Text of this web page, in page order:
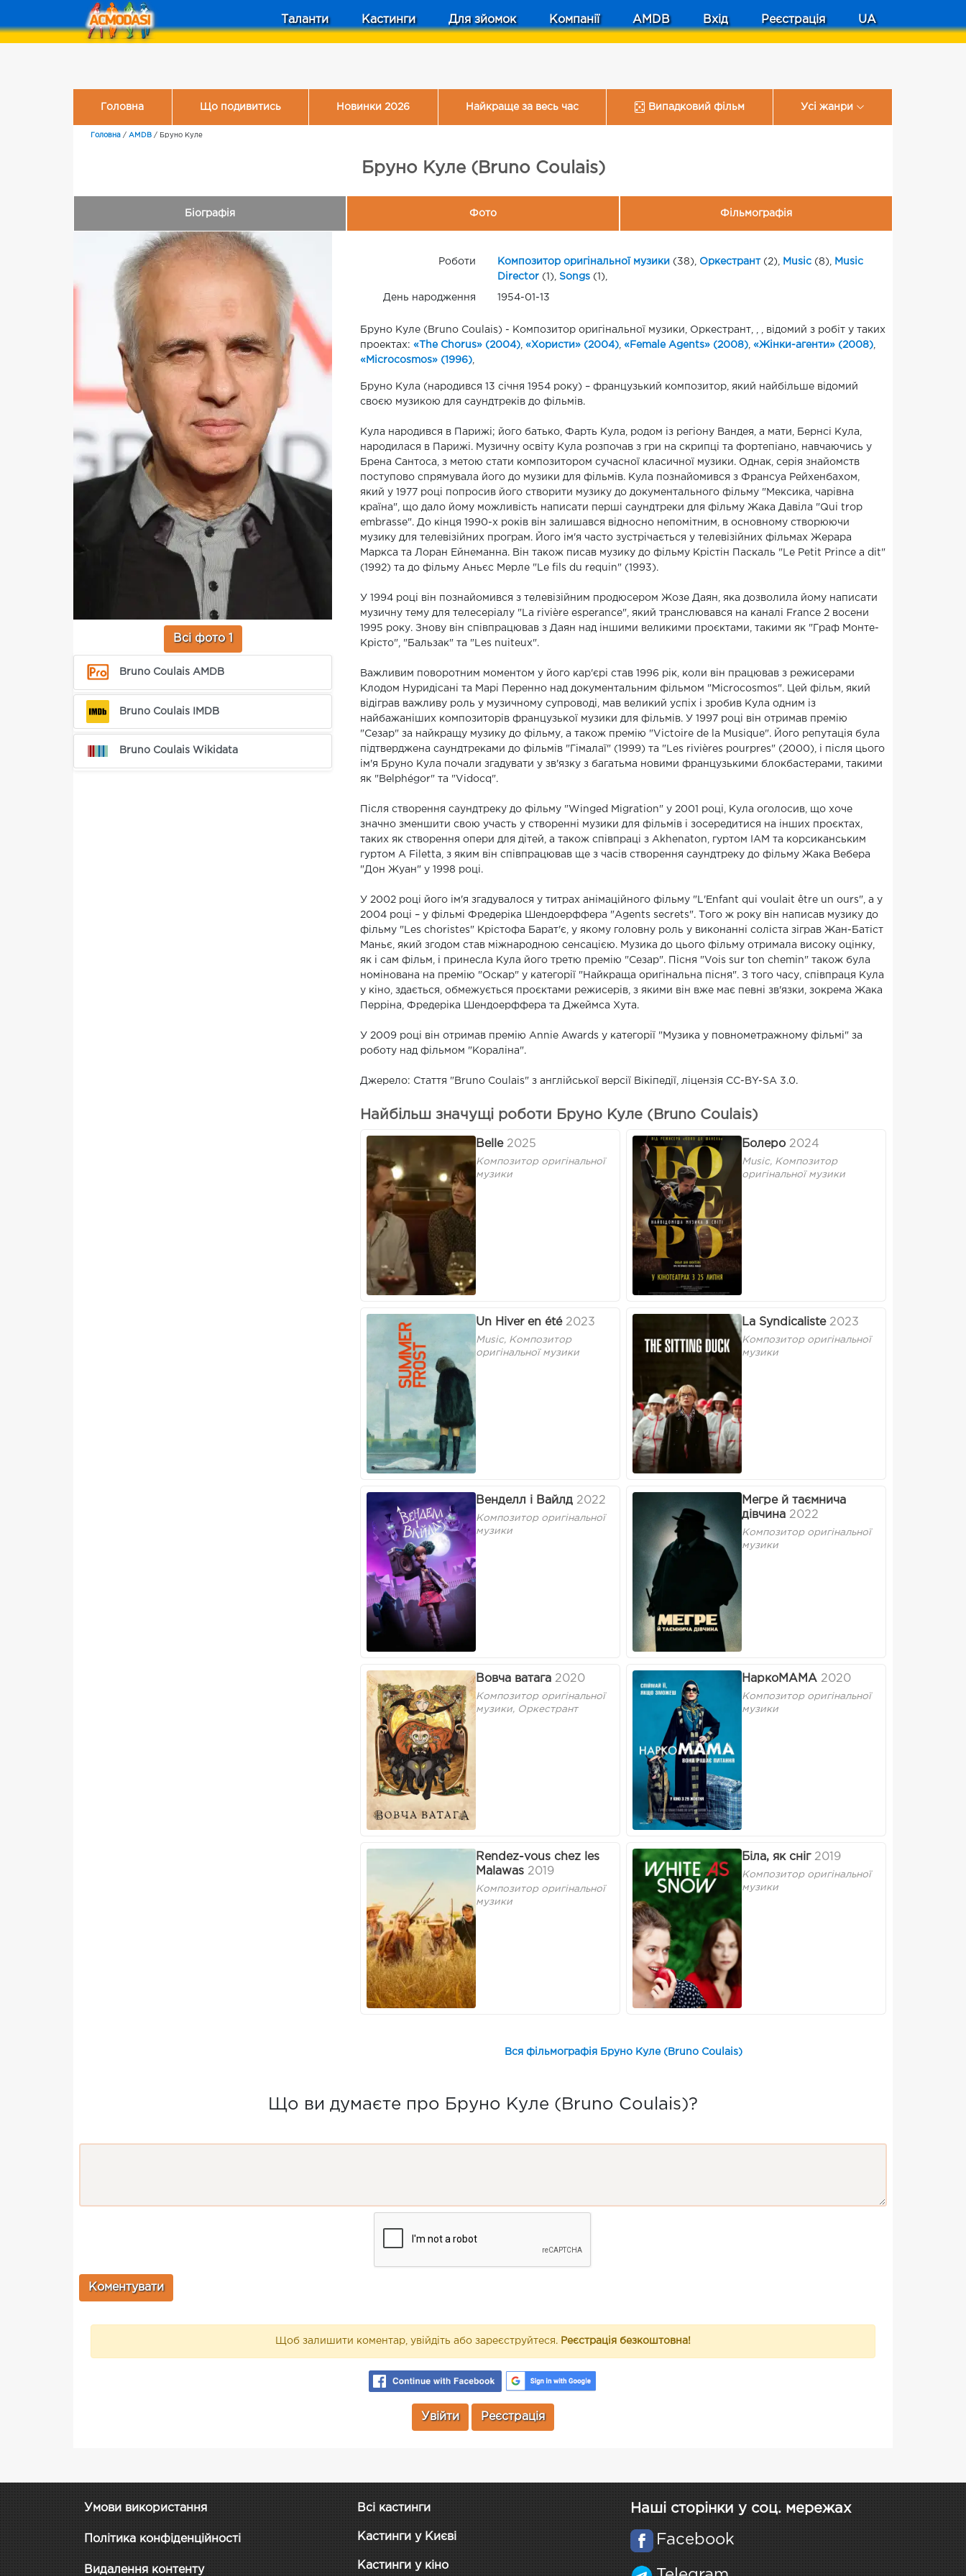
Таланти Кастинги Для зйомок Компанії AMDB Вхід Реєстрація UA
Головна Що подивитись Новинки 2026 Найкраще за весь час Випадковий фільм Усі жанри
Головна / AMDB / Бруно Куле
Бруно Куле (Bruno Coulais)
Біографія Фото Фільмографія
Всі фото 1
Bruno Coulais AMDB
Bruno Coulais IMDB
Bruno Coulais Wikidata
Роботи Композитор оригінальної музики (38), Оркестрант(2), Music(8),
Music
Director(1), Songs(1),
День народження 1954-01-13
Бруно Куле (Bruno Coulais) - Композитор оригінальної музики, Оркестрант, , , відомий з робіт у таких
проектах: «The Chorus» (2004) «Хористи» (2004) «Female Agents» (2008) «Жінки-агенти» (2008)
«Microcosmos» (1996)
Бруно Кула (народився 13 січня 1954 року) – французький композитор, який найбільше відомий
своєю музикою для саундтреків до фільмів.
Кула народився в Парижі; його батько, Фарть Кула, родом із регіону Вандея, а мати, Бернсі Кула,
народилася в Парижі. Музичну освіту Кула розпочав з гри на скрипці та фортепіано, навчаючись у
Брена Сантоса, з метою стати композитором сучасної класичної музики. Однак, серія знайомств
поступово спрямувала його до музики для фільмів. Кула познайомився з Франсуа Рейхенбахом,
який у 1977 році попросив його створити музику до документального фільму "Мексика, чарівна
країна", що дало йому можливість написати перші саундтреки для фільму Жака Давіла "Qui trop
embrasse". До кінця 1990-х років він залишався відносно непомітним, в основному створюючи
музику для телевізійних програм. Його ім'я часто зустрічається у телевізійних фільмах Жерара
Маркса та Лоран Ейнеманна. Він також писав музику до фільму Крістін Паскаль "Le Petit Prince a dit"
(1992) та до фільму Аньєс Мерле "Le fils du requin" (1993).
У 1994 році він познайомився з телевізійним продюсером Жозе Даян, яка дозволила йому написати
музичну тему для телесеріалу "La rivière esperance", який транслювався на каналі France 2 восени
1995 року. Знову він співпрацював з Даян над іншими великими проєктами, такими як "Граф Монте-
Крісто", "Бальзак" та "Les nuiteux".
Важливим поворотним моментом у його кар'єрі став 1996 рік, коли він працював з режисерами
Клодом Нуридісані та Марі Перенно над документальним фільмом "Microcosmos". Цей фільм, який
відіграв важливу роль у музичному супроводі, мав великий успіх і зробив Кула одним із
найбажаніших композиторів французької музики для фільмів. У 1997 році він отримав премію
"Сезар" за найкращу музику до фільму, а також премію "Victoire de la Musique". Його репутація була
підтверджена саундтреками до фільмів "Гімалаї" (1999) та "Les rivières pourpres" (2000), і після цього
ім'я Бруно Кула почали згадувати у зв'язку з багатьма новими французькими блокбастерами, такими
як "Belphégor" та "Vidocq".
Після створення саундтреку до фільму "Winged Migration" у 2001 році, Кула оголосив, що хоче
значно зменшити свою участь у створенні музики для фільмів і зосередитися на інших проєктах,
таких як створення опери для дітей, а також співпраці з Akhenaton, гуртом IAM та корсиканським
гуртом A Filetta, з яким він співпрацював ще з часів створення саундтреку до фільму Жака Вебера
"Дон Жуан" у 1998 році.
У 2002 році його ім'я згадувалося у титрах анімаційного фільму "L'Enfant qui voulait être un ours", а у
2004 році – у фільмі Фредеріка Шендоерффера "Agents secrets". Того ж року він написав музику до
фільму "Les choristes" Крістофа Барат'є, у якому головну роль у виконанні соліста зіграв Жан-Батіст
Маньє, який згодом став міжнародною сенсацією. Музика до цього фільму отримала високу оцінку,
як і сам фільм, і принесла Кула його третю премію "Сезар". Пісня "Vois sur ton chemin" також була
номінована на премію "Оскар" у категорії "Найкраща оригінальна пісня". З того часу, співпраця Кула
у кіно, здається, обмежується проєктами режисерів, з якими він вже має певні зв'язки, зокрема Жака
Перріна, Фредеріка Шендоерффера та Джеймса Хута.
У 2009 році він отримав премію Annie Awards у категорії "Музика у повнометражному фільмі" за
роботу над фільмом "Кораліна".
Джерело: Стаття "Bruno Coulais" з англійської версії Вікіпедії, ліцензія CC-BY-SA 3.0.
Найбільш значущі роботи Бруно Куле (Bruno Coulais)
Belle 2025
Композитор оригінальної
музики
Болеро 2024
Music, Композитор
оригінальної музики
Un Hiver en été 2023
Music, Композитор
оригінальної музики
La Syndicaliste 2023
Композитор оригінальної
музики
Венделл і Вайлд 2022
Композитор оригінальної
музики
Мегре й таємнича
дівчина 2022
Композитор оригінальної
музики
Вовча ватага 2020
Композитор оригінальної
музики, Оркестрант
НаркоМАМА 2020
Композитор оригінальної
музики
Rendez-vous chez les
Malawas 2019
Композитор оригінальної
музики
Біла, як сніг 2019
Композитор оригінальної
музики
Вся фільмографія Бруно Куле (Bruno Coulais)
Що ви думаєте про Бруно Куле (Bruno Coulais)?
Щоб залишити коментар, увійдіть або зареєструйтеся. Реєстрація безкоштовна!
Увійти Реєстрація
Умови використання
Політика конфіденційності
Видалення контенту
Всі кастинги
Кастинги у Києві
Кастинги у кіно
Наші сторінки у соц. мережах
Facebook